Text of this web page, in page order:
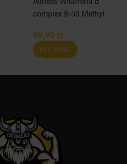
complex B-50 Methyl
69,90 zł
KUP TERAZ